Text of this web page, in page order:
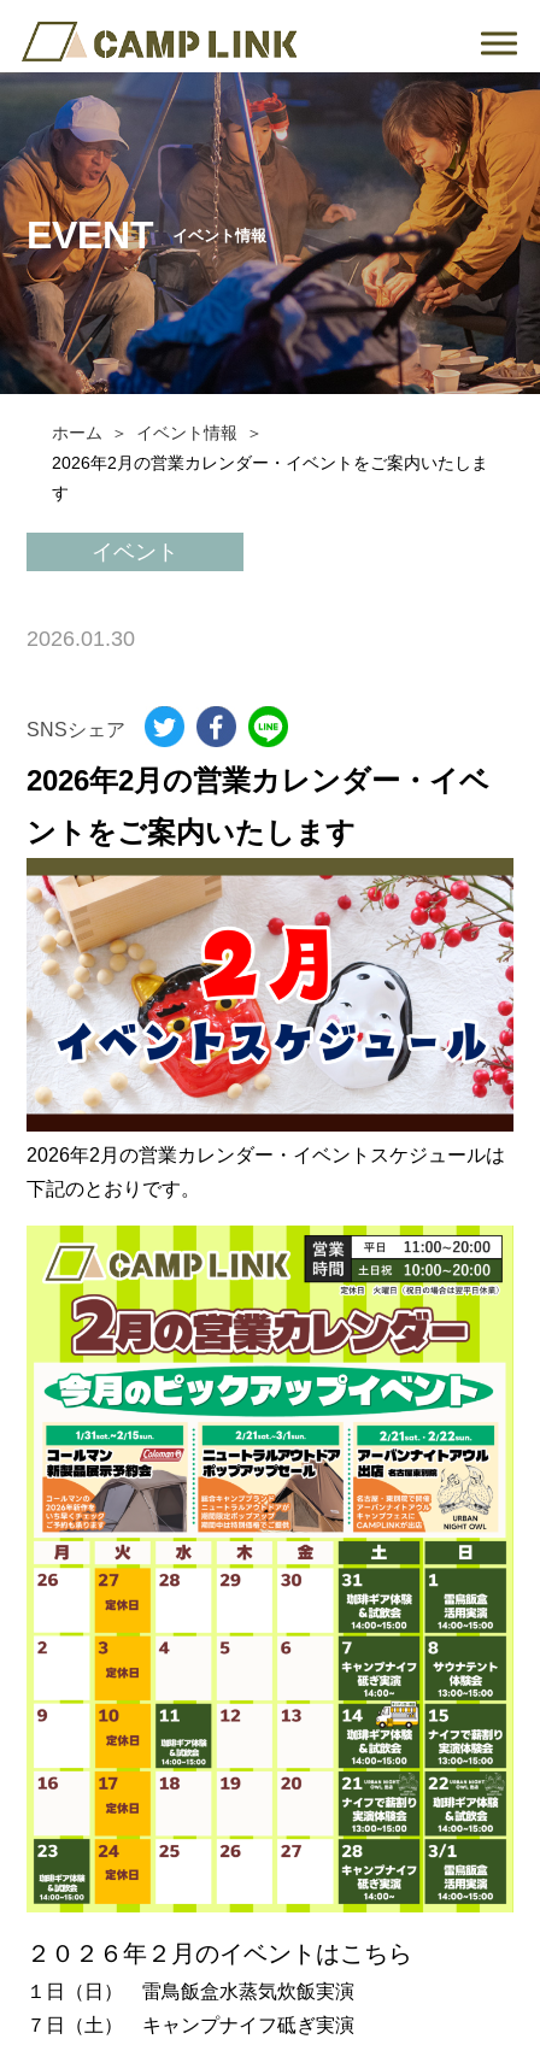
EVENT イベント情報
ホーム
イベント情報
2026年2月の営業カレンダー・イベントをご案内いたしま
す
イベント
2026.01.30
SNSシェア
2026年2月の営業カレンダー・イベ
ントをご案内いたします
2026年2月の営業カレンダー・イベントスケジュールは
下記のとおりです。
２０２６年２月のイベントはこちら
１日（日） 雷鳥飯盒水蒸気炊飯実演
７日（土） キャンプナイフ砥ぎ実演